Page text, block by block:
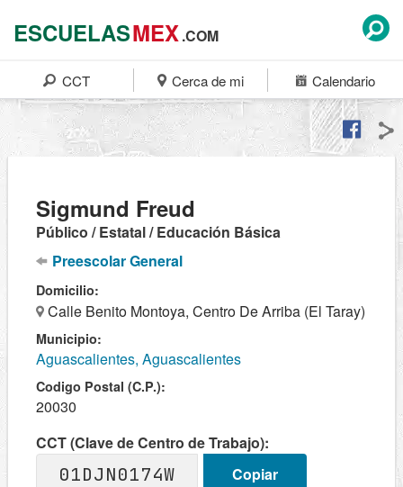
ESCUELASMEX.COM
CCT Cerca de mi Calendario
Sigmund Freud
Público / Estatal / Educación Básica
Preescolar General
Domicilio:
Calle Benito Montoya, Centro De Arriba (El Taray)
Municipio:
Aguascalientes, Aguascalientes
Codigo Postal (C.P.):
20030
CCT (Clave de Centro de Trabajo):
01DJN0174W
Copiar